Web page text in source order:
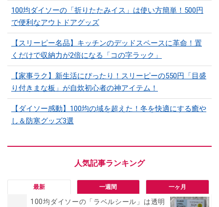
100均ダイソーの「折りたたみイス」は使い方簡単！500円
で便利なアウトドアグッズ
【スリーピー名品】キッチンのデッドスペースに革命！置
くだけで収納力が2倍になる「コの字ラック」
【家事ラク】新生活にぴったり！スリーピーの550円「目盛
り付きまな板」が自炊初心者の神アイテム！
【ダイソー感動】100均の域を超えた！冬を快適にする癒や
し＆防寒グッズ3選
最新 一週間 一ヶ月
100均ダイソーの「ラベルシール」は透明